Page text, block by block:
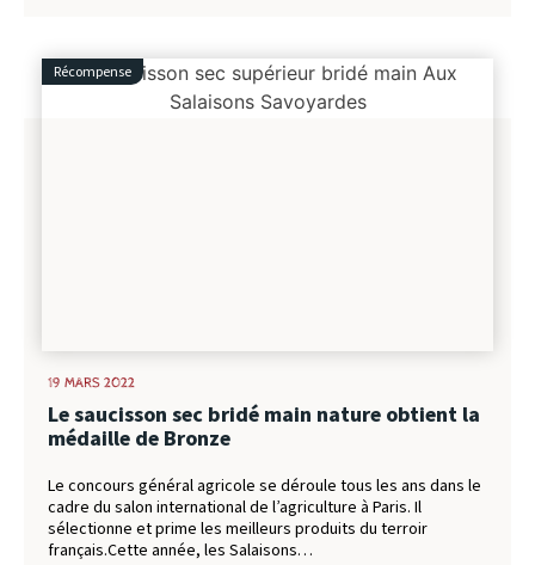
Récompense
19 MARS 2022
Le saucisson sec bridé main nature obtient la
médaille de Bronze
Le concours général agricole se déroule tous les ans dans le
cadre du salon international de l’agriculture à Paris. Il
sélectionne et prime les meilleurs produits du terroir
français.Cette année, les Salaisons…